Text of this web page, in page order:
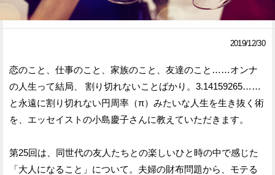
Facebook
シ
ア
る
Twitter
シ
ア
る
2019/12/30
恋のこと、仕事のこと、家族のこと、友達のこと……オンナ
の人生って結局、 割り切れないことばかり。3.14159265……
と永遠に割り切れない円周率（π）みたいな人生を生き抜く術
を、エッセイストの小島慶子さんに教えていただきます。
第25回は、同世代の友人たちとの楽しいひと時の中で感じた
「大人になること」について。夫婦の財布問題から、モテる